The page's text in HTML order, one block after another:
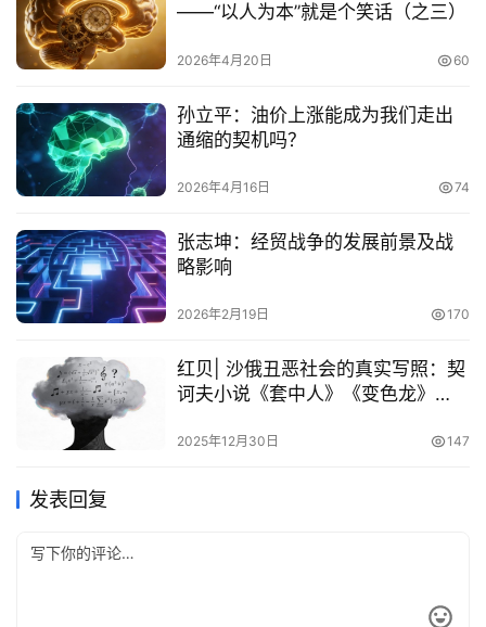
——“以人为本”就是个笑话（之三）
2026年4月20日 60
孙立平：油价上涨能成为我们走出
通缩的契机吗？
2026年4月16日 74
张志坤：经贸战争的发展前景及战
略影响
2026年2月19日 170
红贝| 沙俄丑恶社会的真实写照：契
诃夫小说《套中人》《变色龙》
2025年12月30日 147
发表回复